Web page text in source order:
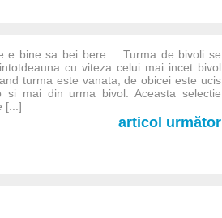
e bine sa bei bere.... Turma de bivoli se
cu viteza celui mai incet bivol
turma este vanata, de obicei este ucis
si mai din urma bivol. Aceasta selectie
[...]
articol următor